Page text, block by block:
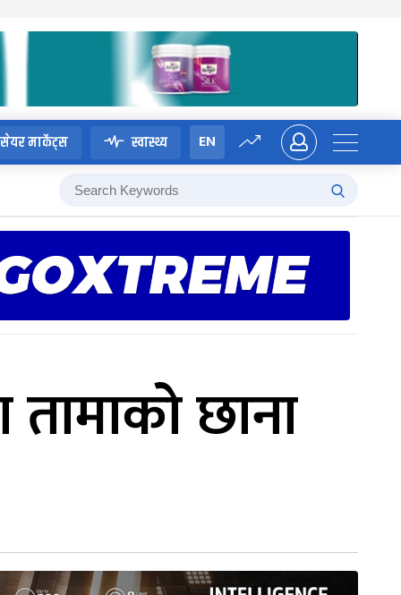
सेयर मार्केट्स स्वास्थ्य EN
तामाको छाना